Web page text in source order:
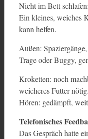
Nicht im Bett
Ein kleines, weiches
kann helfen.
Außen:
Trage oder Buggy,
Kroketten: noch
weicheres Futter nötig.
Hören: gedämpft,
Telefonisches
Das Gespräch hatte